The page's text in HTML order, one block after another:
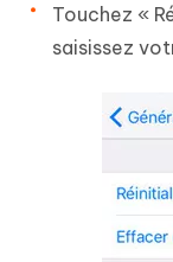
Touchez «
saisissez